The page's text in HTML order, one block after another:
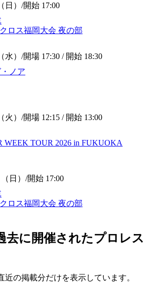
日） /開始 17:00
ロス福岡大会 夜の部
水） /開場 17:30 / 開始 18:30
ノア
火） /開場 12:15 / 開始 13:00
WEEK TOUR 2026 in FUKUOKA
日） /開始 17:00
ロス福岡大会 夜の部
去に開催されたプロレス
近の掲載分だけを表示しています。